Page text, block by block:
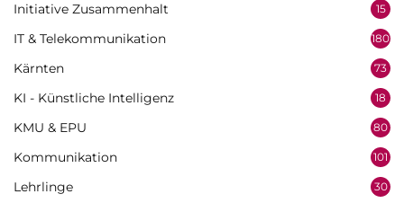
Initiative Zusammenhalt 15
IT & Telekommunikation 180
Kärnten 73
KI - Künstliche Intelligenz 18
KMU & EPU 80
Kommunikation 101
Lehrlinge 30